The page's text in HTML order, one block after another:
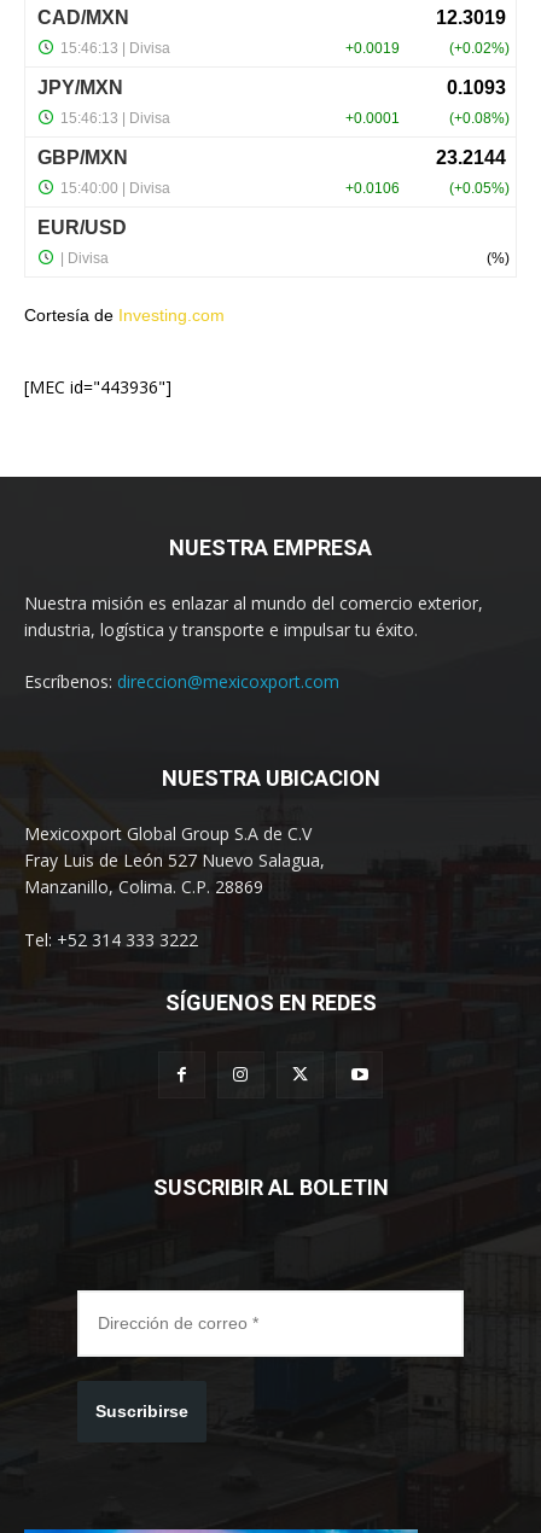
Cortesía de Investing.com
[MEC id="443936"]
NUESTRA EMPRESA
Nuestra misión es enlazar al mundo del comercio exterior,
industria, logística y transporte e impulsar tu éxito.
Escríbenos: direccion@mexicoxport.com
NUESTRA UBICACION
Mexicoxport Global Group S.A de C.V
Fray Luis de León 527 Nuevo Salagua,
Manzanillo, Colima. C.P. 28869
Tel: +52 314 333 3222
SÍGUENOS EN REDES
SUSCRIBIR AL BOLETIN
Suscribirse